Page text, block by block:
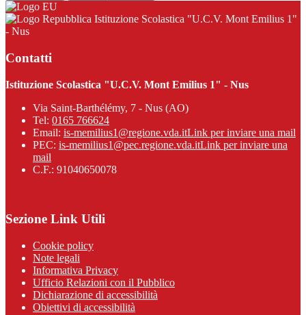
Istituzione Scolastica "U.C.V. Mont Emilius 1"
- Nus
Contatti
Istituzione Scolastica "U.C.V. Mont Emilius 1" - Nus
Via Saint-Barthélémy, 7 - Nus (AO)
Tel: 0165 766624
Email: is-memilius1@regione.vda.itLink per inviare una mail
PEC: is-memilius1@pec.regione.vda.itLink per inviare una
mail
C.F.: 91040650078
Sezione Link Utili
Cookie policy
Note legali
Informativa Privacy
Ufficio Relazioni con il Pubblico
Dichiarazione di accessibilità
Obiettivi di accessibilità